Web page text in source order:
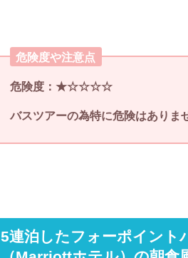
危険度や注意点
危険度：★☆☆☆☆
バスツアーの為特に危険はありま
5連泊したフォーポイント